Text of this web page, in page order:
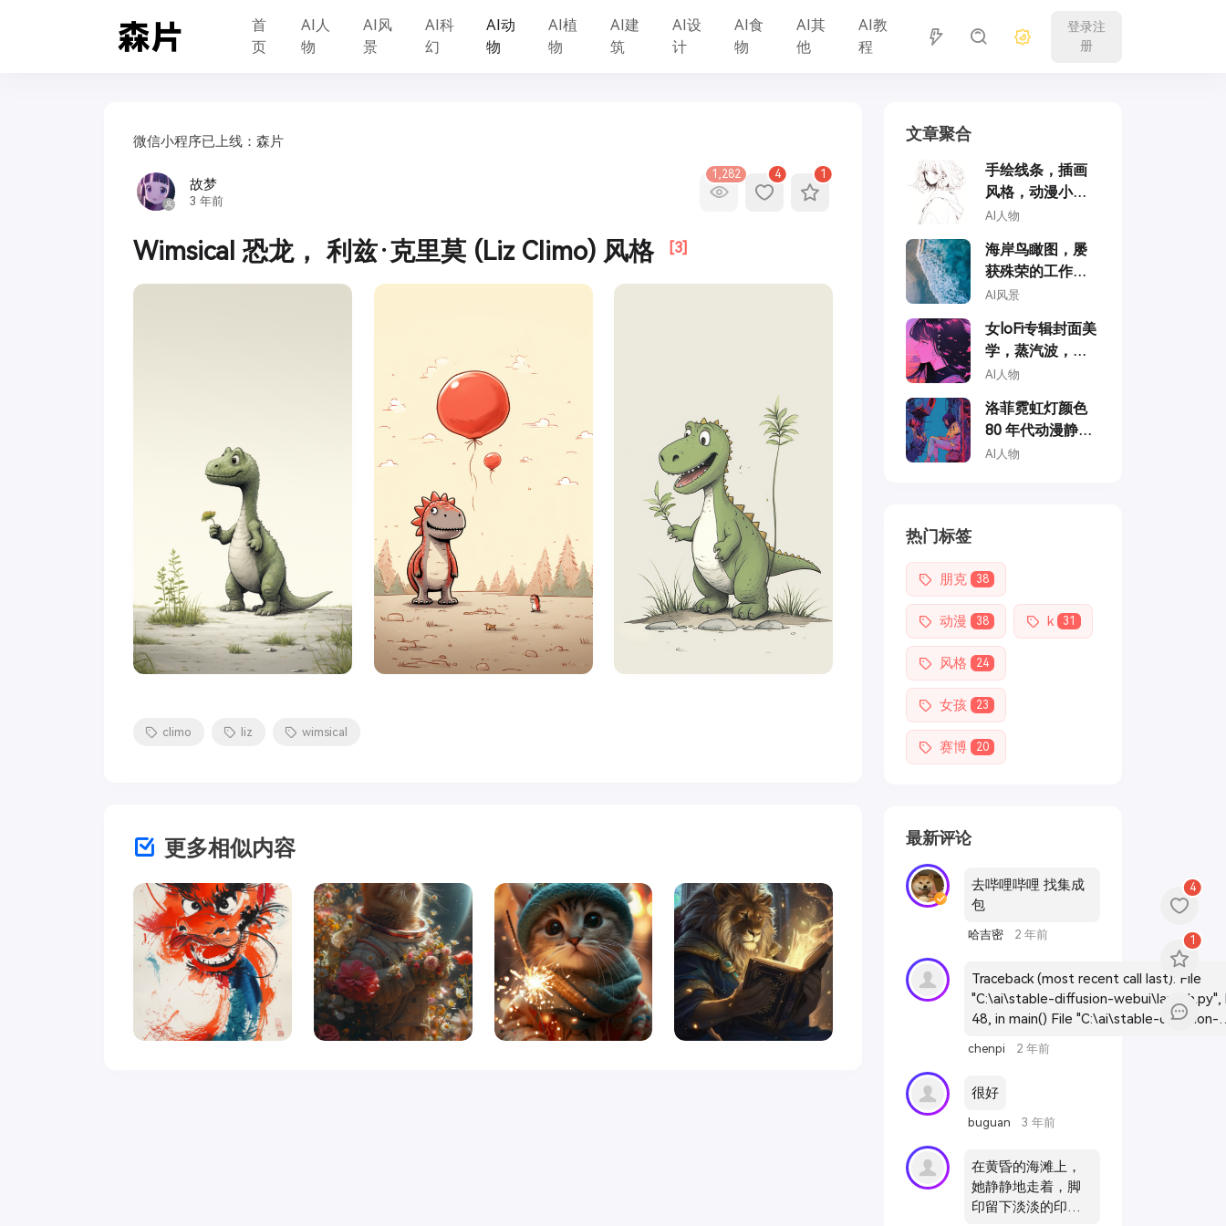
首
页
AI人
物
AI风
景
AI科
幻
AI动
物
AI植
物
AI建
筑
AI设
计
AI食
物
AI其
他
AI教
程
登录注
册
微信小程序已上线：森片
故梦
3 年前
1,282 4 1
Wimsical 恐龙， 利兹·克里莫 (Liz Climo) 风格 [3]
climo liz wimsical
更多相似内容
文章聚合
手绘线条，插画
风格，动漫小女
孩
AI人物
海岸鸟瞰图，屡
获殊荣的工作室
摄影，专业色彩
影，无对比度，
干净锐焦数码摄
影
AI风景
女loFi专辑封面美
学，蒸汽波，动
漫风格，全彩，
AI人物
洛菲霓虹灯颜色
80 年代动漫静
止，修理机甲的
AI人物
热门标签
朋克 38
动漫 38 k 31
风格 24
女孩 23
赛博 20
最新评论
去哔哩哔哩 找集成
包
哈吉密 2 年前
Traceback (most recent call last): File
"C:\ai\stable-diffusion-webui\launch.py",
48, in main() File "C:\ai\stable-diffusion-
webui\launch.py", line 39, in main
prepare_environment() File "C:\ai\stable-
411, in prepare_environment
git_clone(assets_repo, repo_dir('stable-
assets_commit_hash) File "C:\ai\stable-
diffusion-
192, in git_clone run(f'"{git}" clone --config
chenpi 2 年前
很好
buguan 3 年前
在黄昏的海滩上，
她静静地走着，脚
印留下淡淡的印
4
1